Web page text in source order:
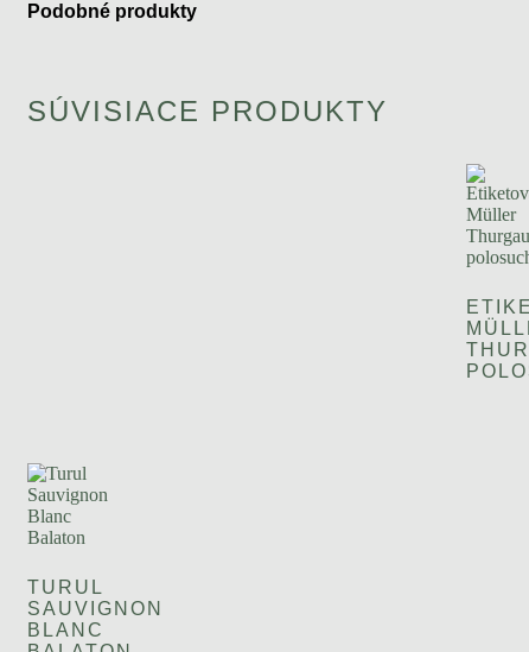
Podobné produkty
SÚVISIACE PRODUKTY
TURUL
SAUVIGNON
BLANC